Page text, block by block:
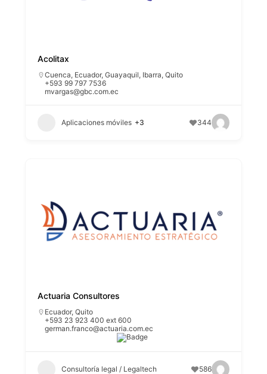
Acolitax
Cuenca, Ecuador,Guayaquil, Ibarra,Quito
+593 99 797 7536
mvargas@gbc.com.ec
Aplicaciones móviles +3 344
Actuaria Consultores
Ecuador,Quito
+593 23 923 400 ext 600
german.franco@actuaria.com.ec
Consultoría legal / Legaltech 586